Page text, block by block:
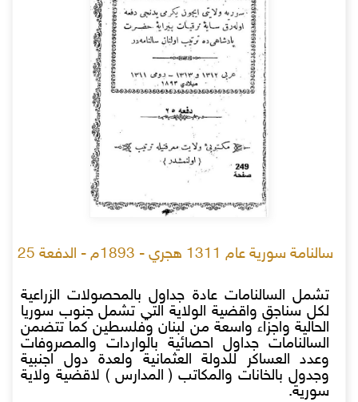
سالنامة سورية عام 1311 هجري - 1893م - الدفعة 25
تشمل السالنامات عادة جداول بالمحصولات الزراعية
لكل سناجق واقضية الولاية التي تشمل جنوب سوريا
الحالية واجزاء واسعة من لبنان وفلسطين كما تتضمن
السالنامات جداول احصائية بالواردات والمصروفات
وعدد العساكر للدولة العثمانية ولعدة دول اجنبية
وجدول بالخانات والمكاتب ( المدارس ) لاقضية ولاية
سورية.